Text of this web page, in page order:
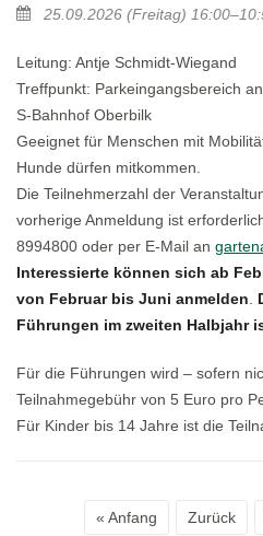
25.09.2026 (Freitag)
Leitung: Antje Schmidt-Wiegand
Treffpunkt: Parkeingangsbereich
S-Bahnhof Oberbilk
Geeignet für Menschen mit
Hunde dürfen mitkommen.
Die Teilnehmerzahl der
vorherige Anmeldung ist
8994800 oder per E-Mail an
Interessierte können sich ab
von Februar bis Juni anmelden.
Führungen im zweiten Halbjahr
Für die Führungen wird – sofern
Teilnahmegebühr von 5 Euro pro
Für Kinder bis 14 Jahre ist die
« Anfang Zurück